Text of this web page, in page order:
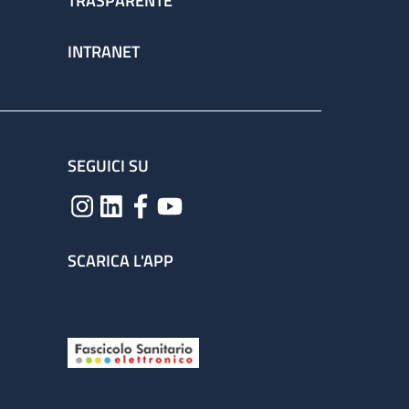
INTRANET
SEGUICI SU
SCARICA L'APP